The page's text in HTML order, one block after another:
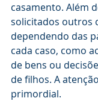
casamento. Além
solicitados outros
dependendo das
cada caso, como
de bens ou
de filhos. A
primordial.